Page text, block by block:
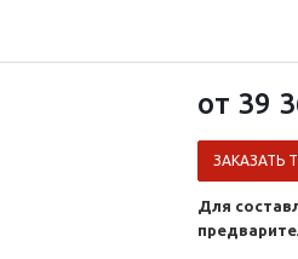
от 39
ЗАКАЗАТЬ
Для